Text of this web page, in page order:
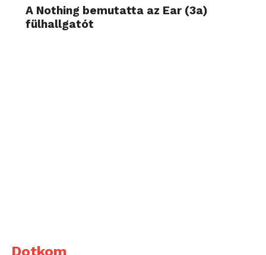
A Nothing bemutatta az Ear (3a)
fülhallgatót
Dotkom